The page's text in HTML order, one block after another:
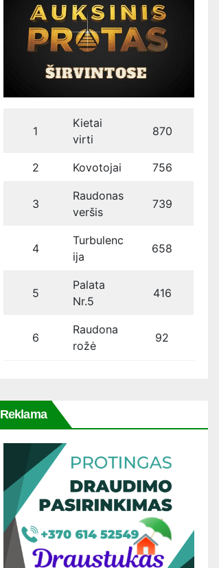
1
Kietai
virti
870
2 Kovotojai 756
3
Raudonas
veršis
739
4
Turbulenc
ija
658
5
Palata
Nr.5
416
6
Raudona
rožė
92
Reklama